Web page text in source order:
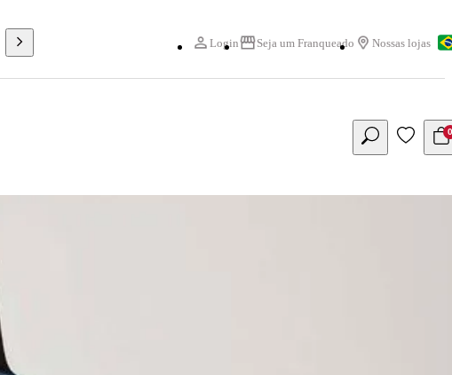
Login Seja um Franqueado Nossas lojas
0